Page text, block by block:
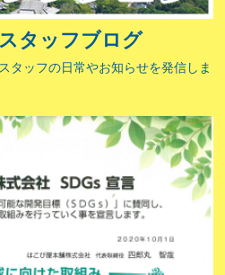
タッフブログ
タッフの日常やお知らせを発信しま